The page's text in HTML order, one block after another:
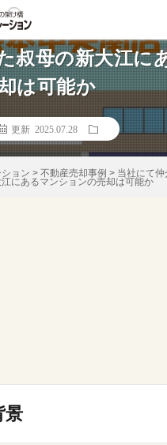
叔母の新大江に
は可能か
更新 2025.07.28
ョン > 不動産売却事例 > 当社にて仲
にあるマンションの売却は可能か
景